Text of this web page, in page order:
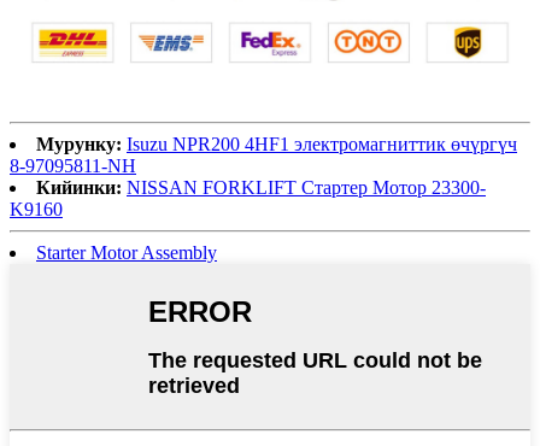
Мурунку: Isuzu NPR200 4HF1 электромагниттик өчүргүч
8-97095811-NH
Кийинки: NISSAN FORKLIFT Стартер Мотор 23300-
K9160
Starter Motor Assembly